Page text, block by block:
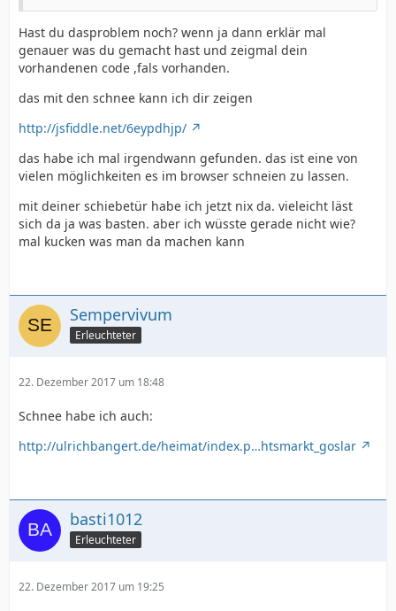
Hast du dasproblem noch? wenn ja dann erklär mal
genauer was du gemacht hast und zeigmal dein
vorhandenen code ,fals vorhanden.
das mit den schnee kann ich dir zeigen
http://jsfiddle.net/6eypdhjp/
das habe ich mal irgendwann gefunden. das ist eine von
vielen möglichkeiten es im browser schneien zu lassen.
mit deiner schiebetür habe ich jetzt nix da. vieleicht läst
sich da ja was basten. aber ich wüsste gerade nicht wie?
mal kucken was man da machen kann
Sempervivum
Erleuchteter
22. Dezember 2017 um 18:48
Schnee habe ich auch:
http://ulrichbangert.de/heimat/index.p…htsmarkt_goslar
basti1012
Erleuchteter
22. Dezember 2017 um 19:25